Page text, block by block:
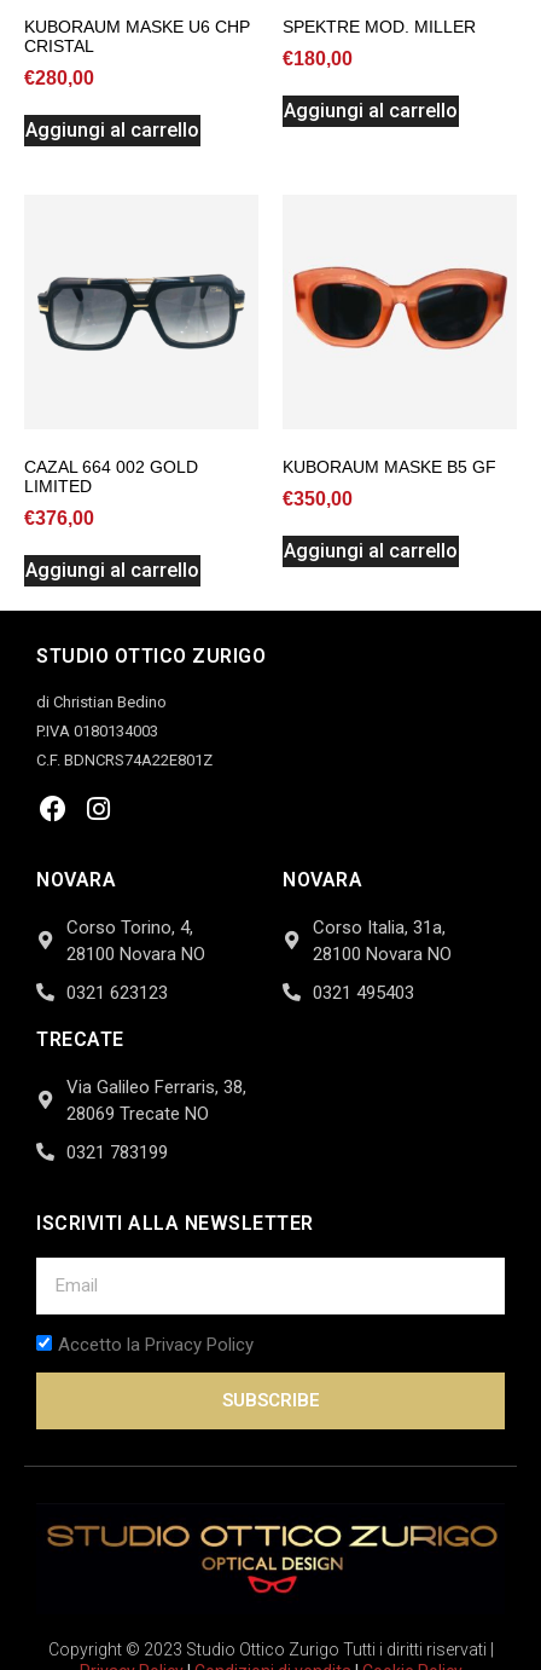
KUBORAUM MASKE U6 CHP
CRISTAL
€280,00
Aggiungi al carrello
SPEKTRE MOD. MILLER
€180,00
Aggiungi al carrello
CAZAL 664 002 GOLD
LIMITED
€376,00
Aggiungi al carrello
KUBORAUM MASKE B5 GF
€350,00
Aggiungi al carrello
STUDIO OTTICO ZURIGO
di Christian Bedino
P.IVA 0180134003
C.F. BDNCRS74A22E801Z
NOVARA
Corso Torino, 4,
28100 Novara NO
0321 623123
NOVARA
Corso Italia, 31a,
28100 Novara NO
0321 495403
TRECATE
Via Galileo Ferraris, 38,
28069 Trecate NO
0321 783199
ISCRIVITI ALLA NEWSLETTER
Accetto la Privacy Policy
SUBSCRIBE
Copyright © 2023 Studio Ottico Zurigo Tutti i diritti riservati |